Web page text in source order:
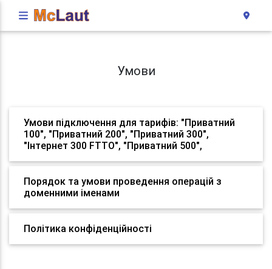
Умови
Умови підключення для тарифів: "Приватний
100", "Приватний 200", "Приватний 300",
"Інтернет 300 FTTO", "Приватний 500",
Порядок та умови проведення операцій з
доменними іменами
Політика конфіденційності